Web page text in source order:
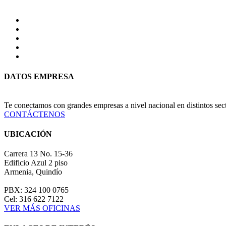
DATOS EMPRESA
Te conectamos con grandes empresas a nivel nacional en distintos
CONTÁCTENOS
UBICACIÓN
Carrera 13 No. 15-36
Edificio Azul 2 piso
Armenia, Quindío
PBX: 324 100 0765
Cel: 316 622 7122
VER MÁS OFICINAS